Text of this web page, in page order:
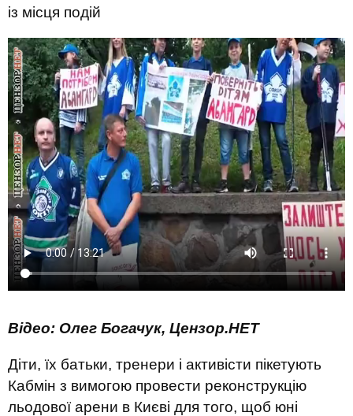
із місця подій
Відео: Олег Богачук, Цензор.НЕТ
Діти, їх батьки, тренери і активісти пікетують
Кабмін з вимогою провести реконструкцію
льодової арени в Києві для того, щоб юні